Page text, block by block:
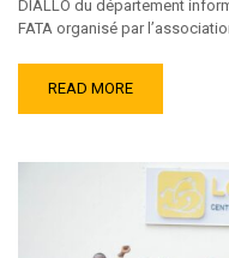
DIALLO du département
FATA organisé par
READ MORE